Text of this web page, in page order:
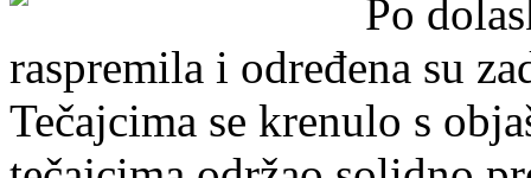
Po
raspremila i određena su
Tečajcima se krenulo s